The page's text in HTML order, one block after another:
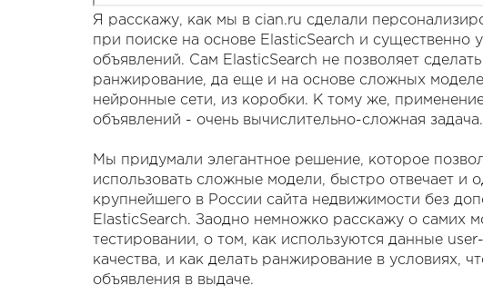
Я расскажу, как мы в cian.ru сделали
при поиске на основе ElasticSearch и существенно
объявлений. Сам ElasticSearch не позволяет
ранжирование, да еще и на основе сложных
нейронные сети, из коробки. К тому же,
объявлений - очень вычислительно-сложная задача.
Мы придумали элегантное решение, которое
использовать сложные модели, быстро отвечает и
крупнейшего в России сайта недвижимости без
ElasticSearch. Заодно немножко расскажу о самих
тестировании, о том, как используются данные
качества, и как делать ранжирование в условиях,
объявления в выдаче.